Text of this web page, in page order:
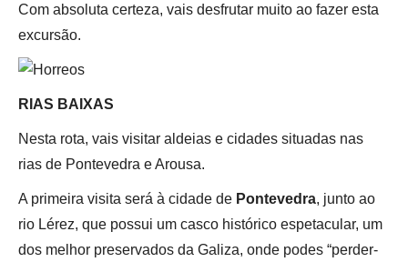
Com absoluta certeza, vais desfrutar muito ao fazer esta
excursão.
RIAS BAIXAS
Nesta rota, vais visitar aldeias e cidades situadas nas
rias de Pontevedra e Arousa.
A primeira visita será à cidade de Pontevedra, junto ao
rio Lérez, que possui um casco histórico espetacular, um
dos melhor preservados da Galiza, onde podes “perder-